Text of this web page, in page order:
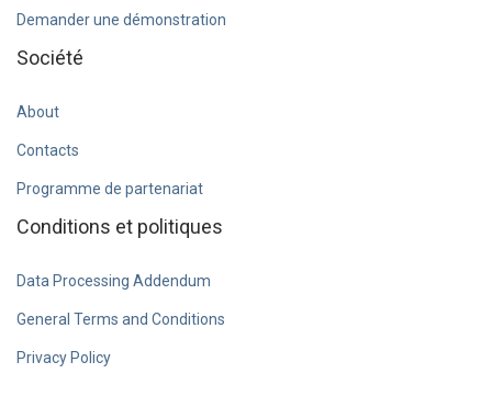
Demander une démonstration
Société
About
Contacts
Programme de partenariat
Conditions et politiques
Data Processing Addendum
General Terms and Conditions
Privacy Policy